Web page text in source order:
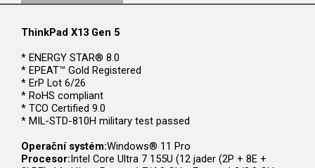
ThinkPad X13 Gen 5
* ENERGY STAR® 8.0
* EPEAT™ Gold Registered
* ErP Lot 6/26
* RoHS compliant
* TCO Certified 9.0
* MIL-STD-810H military test passed
Operační systém:Windows® 11 Pro
Procesor: Intel Core Ultra 7 155U (12 jader (2P + 8E +